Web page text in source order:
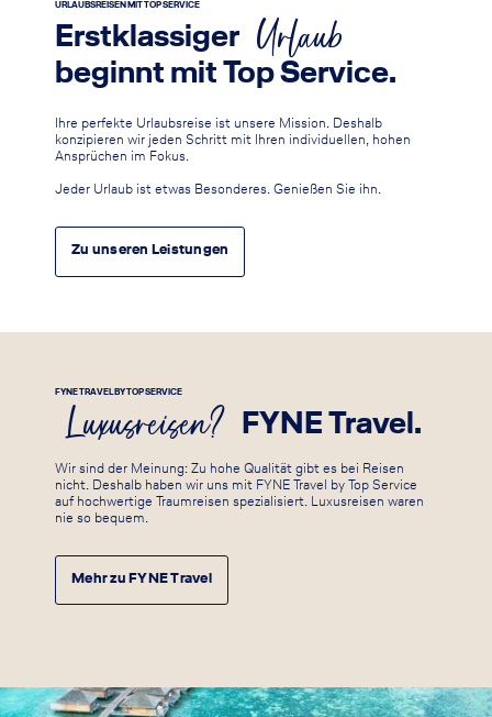
URLAUBSREISEN MIT TOP SERVICE
Erstklassiger Urlaub
beginnt mit Top Service.
Ihre perfekte Urlaubsreise ist unsere Mission. Deshalb
konzipieren wir jeden Schritt mit Ihren individuellen, hohen
Ansprüchen im Fokus.
Jeder Urlaub ist etwas Besonderes. Genießen Sie ihn.
Zu unseren Leistungen
FYNE TRAVEL BY TOP SERVICE
Luxusreisen? FYNE Travel.
Wir sind der Meinung: Zu hohe Qualität gibt es bei Reisen
nicht. Deshalb haben wir uns mit FYNE Travel by Top Service
auf hochwertige Traumreisen spezialisiert. Luxusreisen waren
nie so bequem.
Mehr zu FYNE Travel